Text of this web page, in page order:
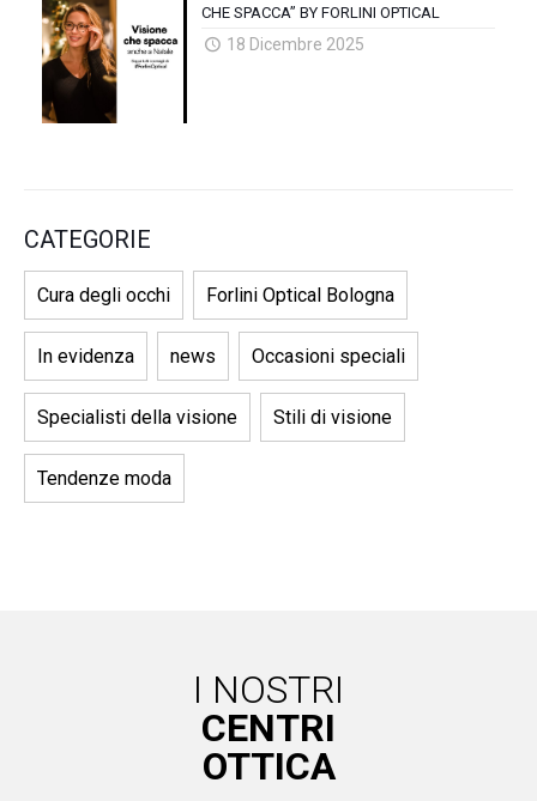
CHE SPACCA” BY FORLINI OPTICAL
18 Dicembre 2025
CATEGORIE
Cura degli occhi Forlini Optical Bologna
In evidenza news Occasioni speciali
Specialisti della visione Stili di visione
Tendenze moda
I NOSTRI
CENTRI
OTTICA